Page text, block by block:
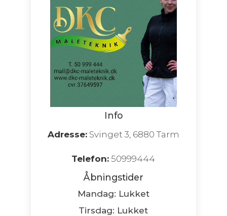
Info
Adresse:Svinget 3, 6880 Tarm
Telefon: 50999444
Åbningstider
Mandag: Lukket
Tirsdag: Lukket